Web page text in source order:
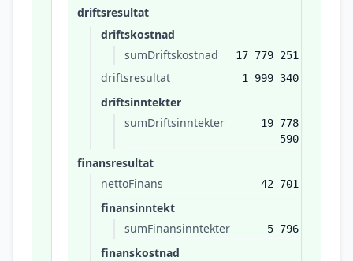
driftsresultat
driftskostnad
sumDriftskostnad
17 779 251
driftsresultat 1 999 340
driftsinntekter
sumDriftsinntekter
19 778
590
finansresultat
nettoFinans
-42 701
finansinntekt
sumFinansinntekter
5 796
finanskostnad